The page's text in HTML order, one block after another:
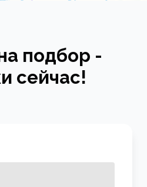
подбор -
сейчас!